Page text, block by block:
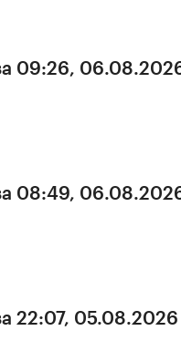
09:26,
08:49,
22:07, 05.08.2026